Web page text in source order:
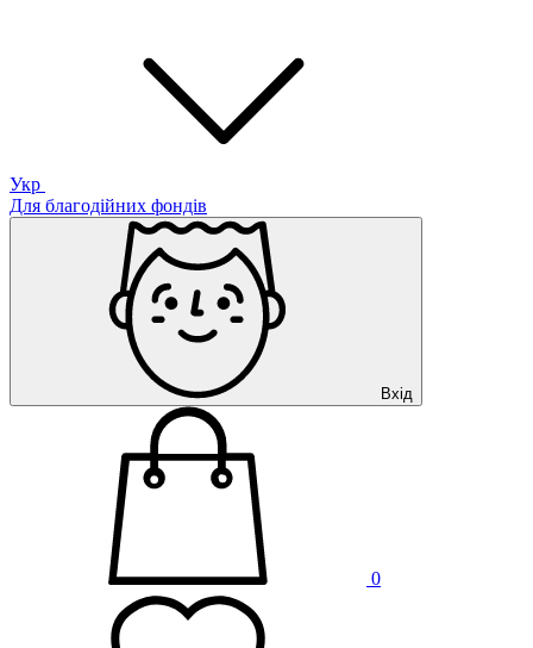
Укр
Для благодійних фондів
Вхід
0